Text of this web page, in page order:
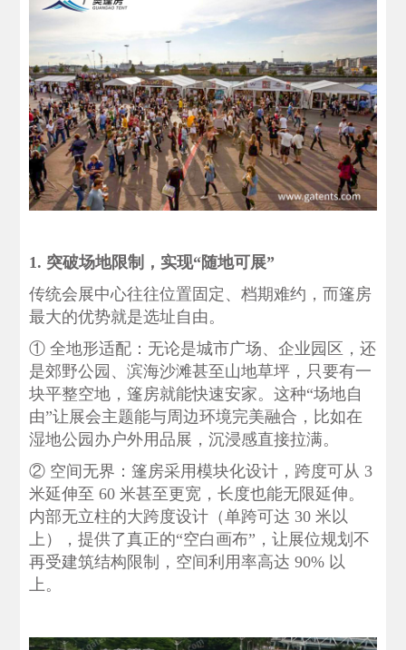
1. 突破场地限制，实现“随地可展”
传统会展中心往往位置固定、档期难约，而篷房
最大的优势就是‌选址自由‌。
‌① 全地形适配‌：无论是城市广场、企业园区，还
是郊野公园、滨海沙滩甚至山地草坪，只要有一
块平整空地，篷房就能快速安家。这种“场地自
由”让展会主题能与周边环境完美融合，比如在
湿地公园办户外用品展，沉浸感直接拉满。
‌② 空间无界‌：篷房采用模块化设计，跨度可从 3
米延伸至 60 米甚至更宽，长度也能无限延伸。
内部无立柱的大跨度设计（单跨可达 30 米以
上），提供了真正的“空白画布”，让展位规划不
再受建筑结构限制，空间利用率高达 90% 以
上。